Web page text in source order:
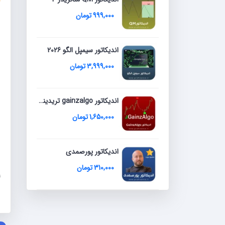
تومان999,000
اندیکاتور سیمپل الگو 2026
تومان3,999,000
اندیکاتور gainzalgo تریدینگ ویو 2026
تومان1,650,000
اندیکاتور پورصمدی
تومان310,000